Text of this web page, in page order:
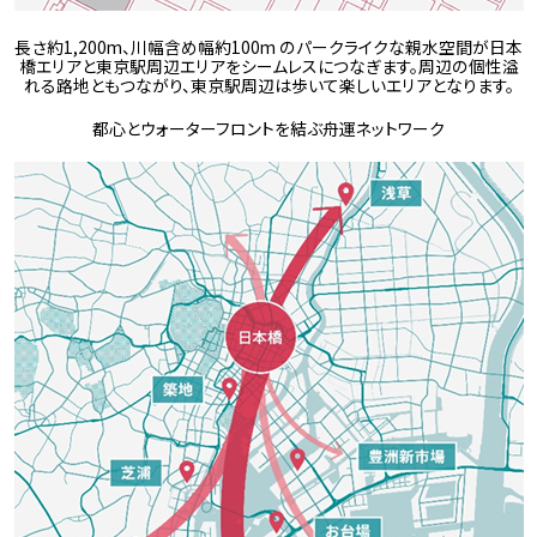
長さ約1,200m、川幅含め幅約100m のパークライクな親水空間が日本
橋エリアと東京駅周辺エリアをシームレスにつなぎます。周辺の個性溢
れる路地ともつながり、東京駅周辺は歩いて楽しいエリアとなります。
都心とウォーターフロントを結ぶ舟運ネットワーク